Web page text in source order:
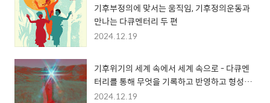
기후부정의에 맞서는 움직임, 기후정의운동과
만나는 다큐멘터리 두 편
2024.12.19
기후위기의 세계 속에서 세계 속으로 - 다큐멘
터리를 통해 무엇을 기록하고 반영하고 형성할
지 고민하며 떠돌기
2024.12.19